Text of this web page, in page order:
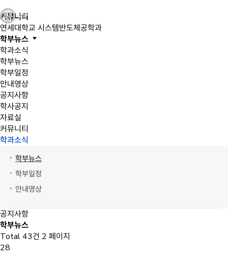
커뮤니티
연세대학교 시스템반도체공학과
학부뉴스
학과소식
학부뉴스
학부일정
안내영상
공지사항
학사공지
자료실
커뮤니티
학과소식
학부뉴스
학부일정
안내영상
공지사항
학부뉴스
Total 43건 2 페이지
28